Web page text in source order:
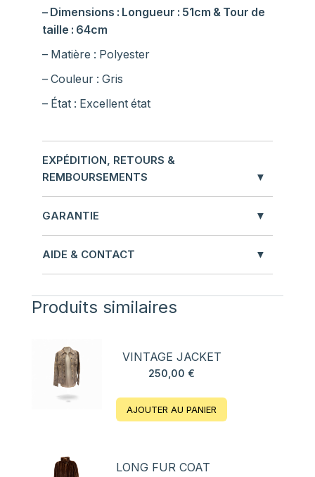
– Dimensions : Longueur : 51cm & Tour de
taille : 64cm
– Matière : Polyester
– Couleur : Gris
– État : Excellent état
EXPÉDITION, RETOURS &
REMBOURSEMENTS
GARANTIE
AIDE & CONTACT
Produits similaires
VINTAGE JACKET
250,00 €
AJOUTER AU PANIER
LONG FUR COAT